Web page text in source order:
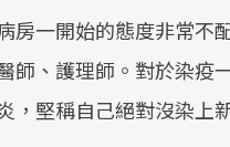
房一開始的態度非常不
師、護理師。對於染疫
，堅稱自己絕對沒染上